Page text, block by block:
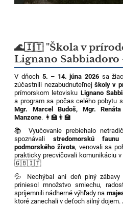
🌊🇮🇹 "Škola v
Lignano
V dňoch 5. – 14. júna 2026sa
zúčastnili nezabudnuteľnej školy v
prímorskom letovisku Lignano
a program sa počas celého pobytu
Mgr. Marcel Budoš, Mgr.
Manzone. 👩‍🏫👨‍🏫
📚 Vyučovanie prebiehalo
spoznávali stredomorskú
podmorského života, venovali sa
prakticky precvičovali komunikáciu v
🇬🇧🇮🇹
💦 Nechýbal ani deň plný
priniesol množstvo smiechu,
spríjemnili nádherné výhľady na
ktoré zanechali v deťoch silný